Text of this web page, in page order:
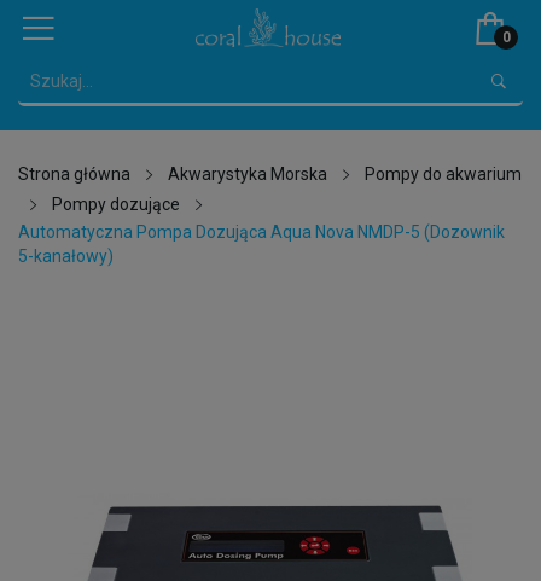
0
Strona główna Akwarystyka Morska
Pompy do akwarium
Pompy dozujące
Automatyczna Pompa Dozująca Aqua Nova NMDP-5 (Dozownik
5-kanałowy)